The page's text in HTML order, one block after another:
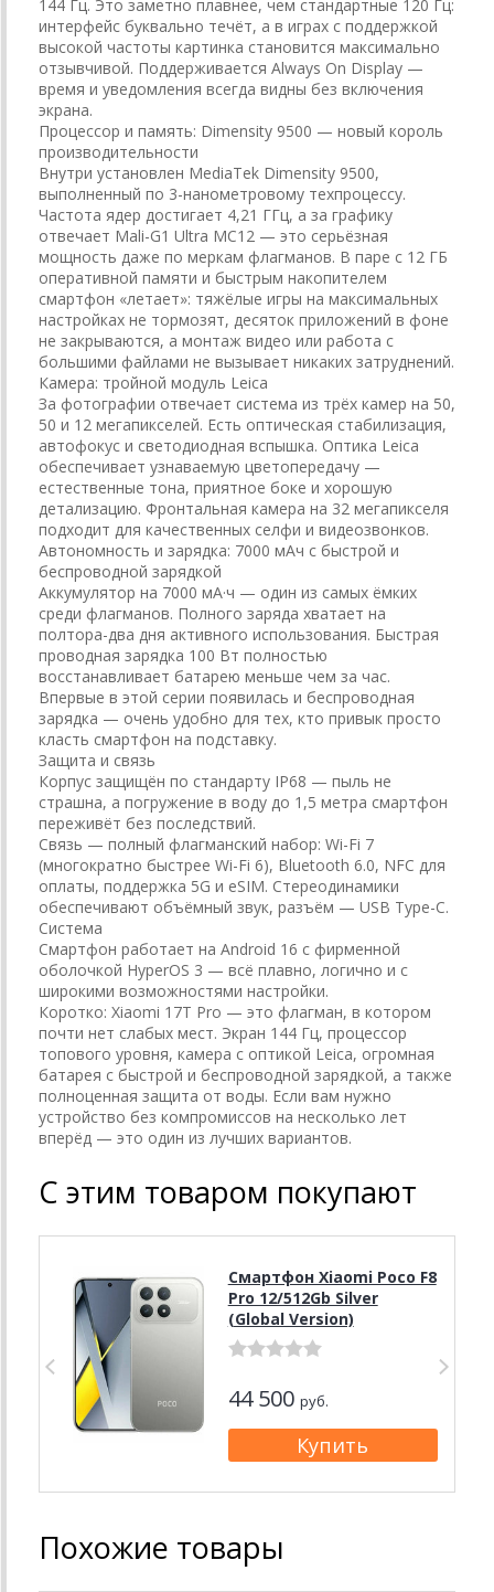
144 Гц. Это заметно плавнее, чем стандартные 120 Гц:
интерфейс буквально течёт, а в играх с поддержкой
высокой частоты картинка становится максимально
отзывчивой. Поддерживается Always On Display —
время и уведомления всегда видны без включения
экрана.
Процессор и память: Dimensity 9500 — новый король
производительности
Внутри установлен MediaTek Dimensity 9500,
выполненный по 3-нанометровому техпроцессу.
Частота ядер достигает 4,21 ГГц, а за графику
отвечает Mali-G1 Ultra MC12 — это серьёзная
мощность даже по меркам флагманов. В паре с 12 ГБ
оперативной памяти и быстрым накопителем
смартфон «летает»: тяжёлые игры на максимальных
настройках не тормозят, десяток приложений в фоне
не закрываются, а монтаж видео или работа с
большими файлами не вызывает никаких затруднений.
Камера: тройной модуль Leica
За фотографии отвечает система из трёх камер на 50,
50 и 12 мегапикселей. Есть оптическая стабилизация,
автофокус и светодиодная вспышка. Оптика Leica
обеспечивает узнаваемую цветопередачу —
естественные тона, приятное боке и хорошую
детализацию. Фронтальная камера на 32 мегапикселя
подходит для качественных селфи и видеозвонков.
Автономность и зарядка: 7000 мАч с быстрой и
беспроводной зарядкой
Аккумулятор на 7000 мА·ч — один из самых ёмких
среди флагманов. Полного заряда хватает на
полтора-два дня активного использования. Быстрая
проводная зарядка 100 Вт полностью
восстанавливает батарею меньше чем за час.
Впервые в этой серии появилась и беспроводная
зарядка — очень удобно для тех, кто привык просто
класть смартфон на подставку.
Защита и связь
Корпус защищён по стандарту IP68 — пыль не
страшна, а погружение в воду до 1,5 метра смартфон
переживёт без последствий.
Связь — полный флагманский набор: Wi-Fi 7
(многократно быстрее Wi-Fi 6), Bluetooth 6.0, NFC для
оплаты, поддержка 5G и eSIM. Стереодинамики
обеспечивают объёмный звук, разъём — USB Type-C.
Система
Смартфон работает на Android 16 с фирменной
оболочкой HyperOS 3 — всё плавно, логично и с
широкими возможностями настройки.
Коротко: Xiaomi 17T Pro — это флагман, в котором
почти нет слабых мест. Экран 144 Гц, процессор
топового уровня, камера с оптикой Leica, огромная
батарея с быстрой и беспроводной зарядкой, а также
полноценная защита от воды. Если вам нужно
устройство без компромиссов на несколько лет
вперёд — это один из лучших вариантов.
С этим товаром покупают
Смартфон Xiaomi Poco F8
Pro 12/512Gb Silver
(Global Version)
44 500 руб.
Похожие товары